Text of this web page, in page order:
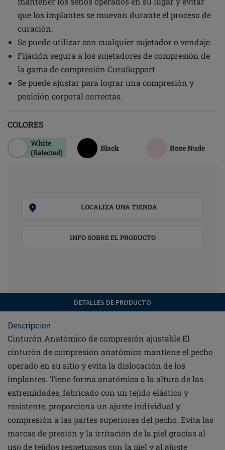
que los implantes se muevan durante el proceso de
curación.
Se puede utilizar con cualquier sujetador o vendaje.
Fijación segura a los sujetadores de compresión de
la gama de compresión CuraSupport
Se puede ajustar para lograr una compresión y
posición corporal correctas.
COLORES
White
(Selected)
Black Rose Nude
LOCALIZA UNA TIENDA
INFO SOBRE EL PRODUCTO
DETALLES DE PRODUCTO
Descripcion
Cinturón Anatómico de compresión ajustable El
cinturón de compresión anatómico mantiene el pecho
operado en su sitio y evita la dislocación de los
implantes. Tiene forma anatómica a la altura de las
extremidades, fabricado con un tejido elástico y
resistente, proporciona un ajuste individual y
compresión a las partes superiores del pecho. Evita las
marcas de presión y la irritación de la piel gracias al
uso de tejidos respetuosos con la piel y al ajuste